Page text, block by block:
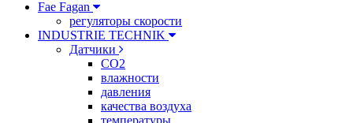
Fae Fagan
регуляторы скорости
INDUSTRIE TECHNIK
Датчики
CO2
влажности
давления
качества воздуха
температуры